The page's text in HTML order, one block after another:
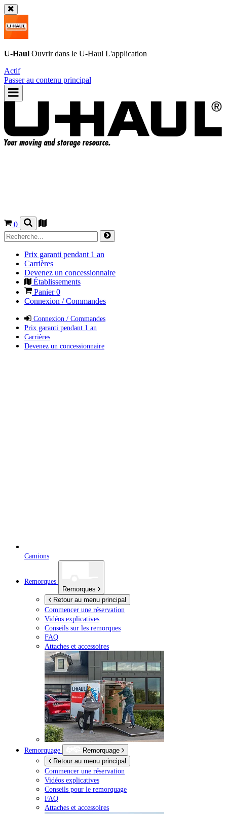
U-Haul Ouvrir dans le U-Haul L'application
Actif
Passer au contenu principal
0
Prix garanti pendant 1 an
Carrières
Devenez un concessionnaire
Établissements
Panier0
Connexion / Commandes
Connexion / Commandes
Prix garanti pendant 1 an
Carrières
Devenez un concessionnaire
Camions
Remorques
Remorques
Retour au menu principal
Commencer une réservation
Vidéos explicatives
Conseils sur les remorques
FAQ
Attaches et accessoires
Remorquage
Remorquage
Retour au menu principal
Commencer une réservation
Vidéos explicatives
Conseils pour le remorquage
FAQ
Attaches et accessoires